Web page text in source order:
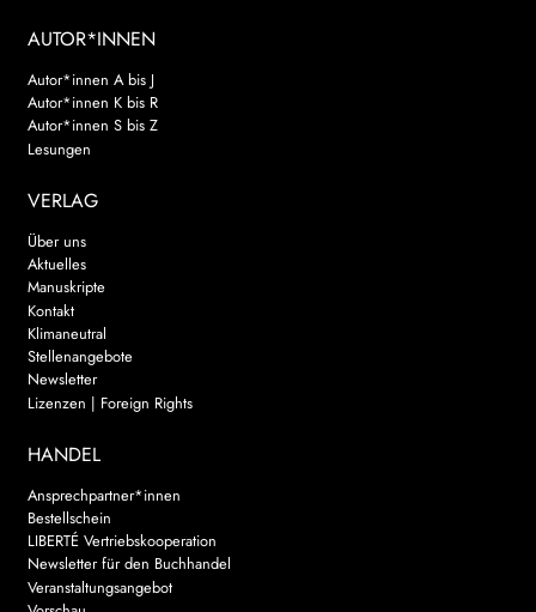
AUTOR*INNEN
Autor*innen A bis J
Autor*innen K bis R
Autor*innen S bis Z
Lesungen
VERLAG
Über uns
Aktuelles
Manuskripte
Kontakt
Klimaneutral
Stellenangebote
Newsletter
Lizenzen | Foreign Rights
HANDEL
Ansprechpartner*innen
Bestellschein
LIBERTÉ Vertriebskooperation
Newsletter für den Buchhandel
Veranstaltungsangebot